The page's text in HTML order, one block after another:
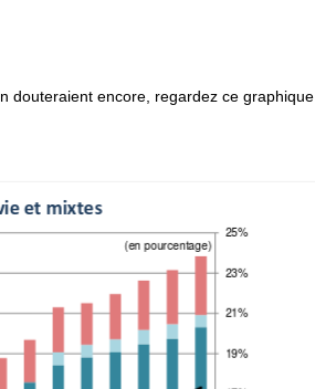
douteraient encore, regardez ce